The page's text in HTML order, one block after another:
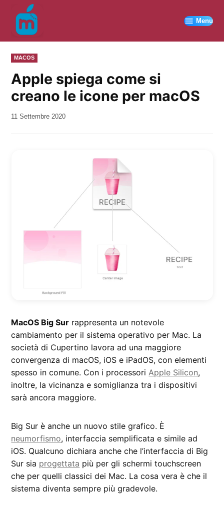
contenuto
Menu
PUBBLICATO
IN
MACOS
Apple spiega come si
creano le icone per macOS
da
11 Settembre 2020
MacOS Big Sur rappresenta un notevole
cambiamento per il sistema operativo per Mac. La
società di Cupertino lavora ad una maggiore
convergenza di macOS, iOS e iPadOS, con elementi
spesso in comune. Con i processoriApple Silicon,
inoltre, la vicinanza e somiglianza tra i dispositivi
sarà ancora maggiore.
Big Sur è anche un nuovo stile grafico. È
neumorfismo, interfaccia semplificata e simile ad
iOS. Qualcuno dichiara anche che l’interfaccia di Big
Sur sia progettata più per gli schermi touchscreen
che per quelli classici dei Mac. La cosa vera è che il
sistema diventa sempre più gradevole.